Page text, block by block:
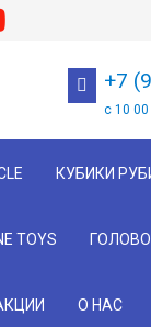
+7
с 10
КУБИКИ
TOYS
О НАС